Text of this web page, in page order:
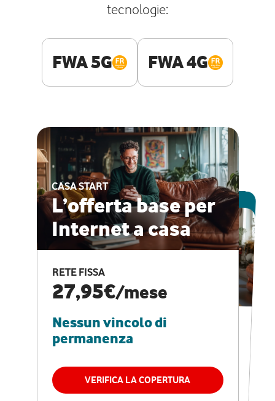
tecnologie:
FWA 5G FWA 4G
CASA START
L’offerta base per
Internet a casa
RETE FISSA
27,95€/mese
Nessun vincolo di
permanenza
VERIFICA LA COPERTURA
ESCLUSIVA ONLINE
CASA PRO
Internet veloce e
vantaggi speciali
RETE FISSA + VODAFONE CLUB
29,95€
permanenza